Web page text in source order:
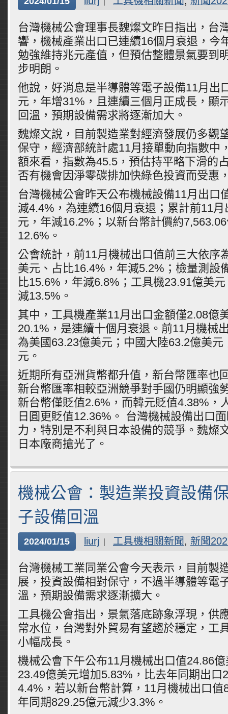
台灣機械公會理事長魏燦文昨日指出，台
響，機械產業出口已連續16個月衰退，今
勉強維持兆元產值，但預估整體景氣要到
步明朗。
他說，好消息是半導體等電子設備11月出
元，年增31%，且連續三個月正成長，顯
回溫，預期設備需求將逐漸加大。
魏燦文說，目前製造業對經濟發展仍多觀
保守，經濟部統計處11月接單動向指數中
額來看，指數為45.5，預估持平略下滑的
否有機會因淨零碳排加快綠色投資而受惠
台灣機械公會昨天公布機械設備11月出口
減4.4%，為連續16個月衰退；累計前11
元，年減16.2%；以新台幣計價約
12.6%。
公會統計，前11月機械出口值前三大依序
美元、占比16.4%，年減5.2%；檢量測設
比15.6%，年減6.8%；工具機23.91億美
減13.5%。
其中，工具機產業11月出口金額僅2.08億
20.1%，是連續十個月衰退。前11月機械
為美國63.23億美元；中國大陸63.2億美元
元。
近期所有亞洲貨幣都升值，新台幣匯率也
新台幣匯率相較亞洲競爭對手國仍明顯強
新台幣僅貶值2.6%，而韓元貶值4.38%，
日圓更貶值12.36%。 台灣機械設備出口
力，特別是不利與日本設備的競爭。魏燦
日本廠商搶光了。
機械公會：製造業投資設備
子設備回溫
2024/01/15 liurj 工具機相關新聞, 新聞
台灣機械工業同業公會今天表示，目前製
展，投資設備相對保守，不過半導體等電
溫，預期設備需求逐漸擴大。
工具機公會指出，景氣落底跡象浮現，供
常水位，台灣對外貿易有望趨於穩定，工
小幅成長。
機械公會下午公布11月機械出口值24.86
23.49億美元增加5.83%，比去年同期出口
4.4%，若以新台幣計算，11月機械出口值
年同期829.25億元減少3.3%。